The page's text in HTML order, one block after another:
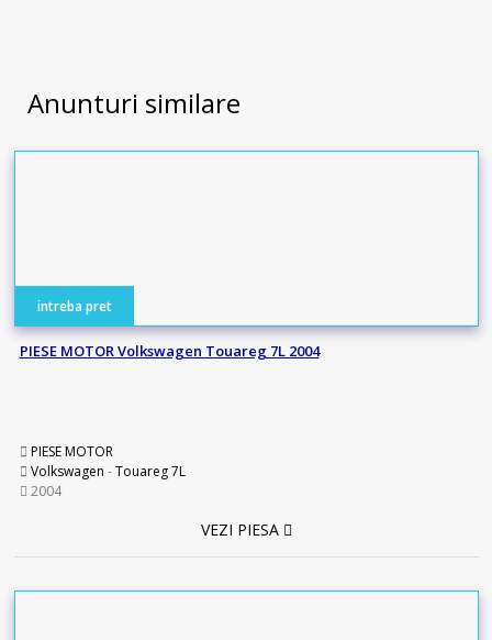
Anunturi similare
intreba pret
PIESE MOTOR Volkswagen Touareg 7L 2004
PIESE MOTOR
Volkswagen -Touareg 7L
2004
VEZI PIESA